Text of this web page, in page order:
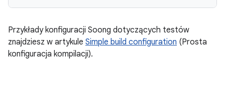
Przykłady konfiguracji Soong dotyczących testów
znajdziesz w artykule Simple build configuration (Prosta
konfiguracja kompilacji).